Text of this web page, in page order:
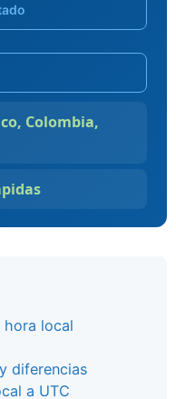
Colombia,
hora local
diferencias
a UTC